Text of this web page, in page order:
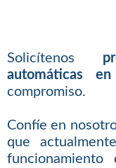
Solicítenos
automáticas
compromiso.
Confíe en
que